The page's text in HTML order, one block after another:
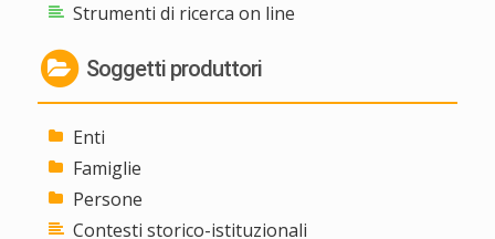
Strumenti di ricerca on line
Soggetti produttori
Enti
Famiglie
Persone
Contesti storico-istituzionali